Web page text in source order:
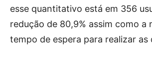
esse quantitativo está em 356
redução de 80,9% assim como a
tempo de espera para realizar as